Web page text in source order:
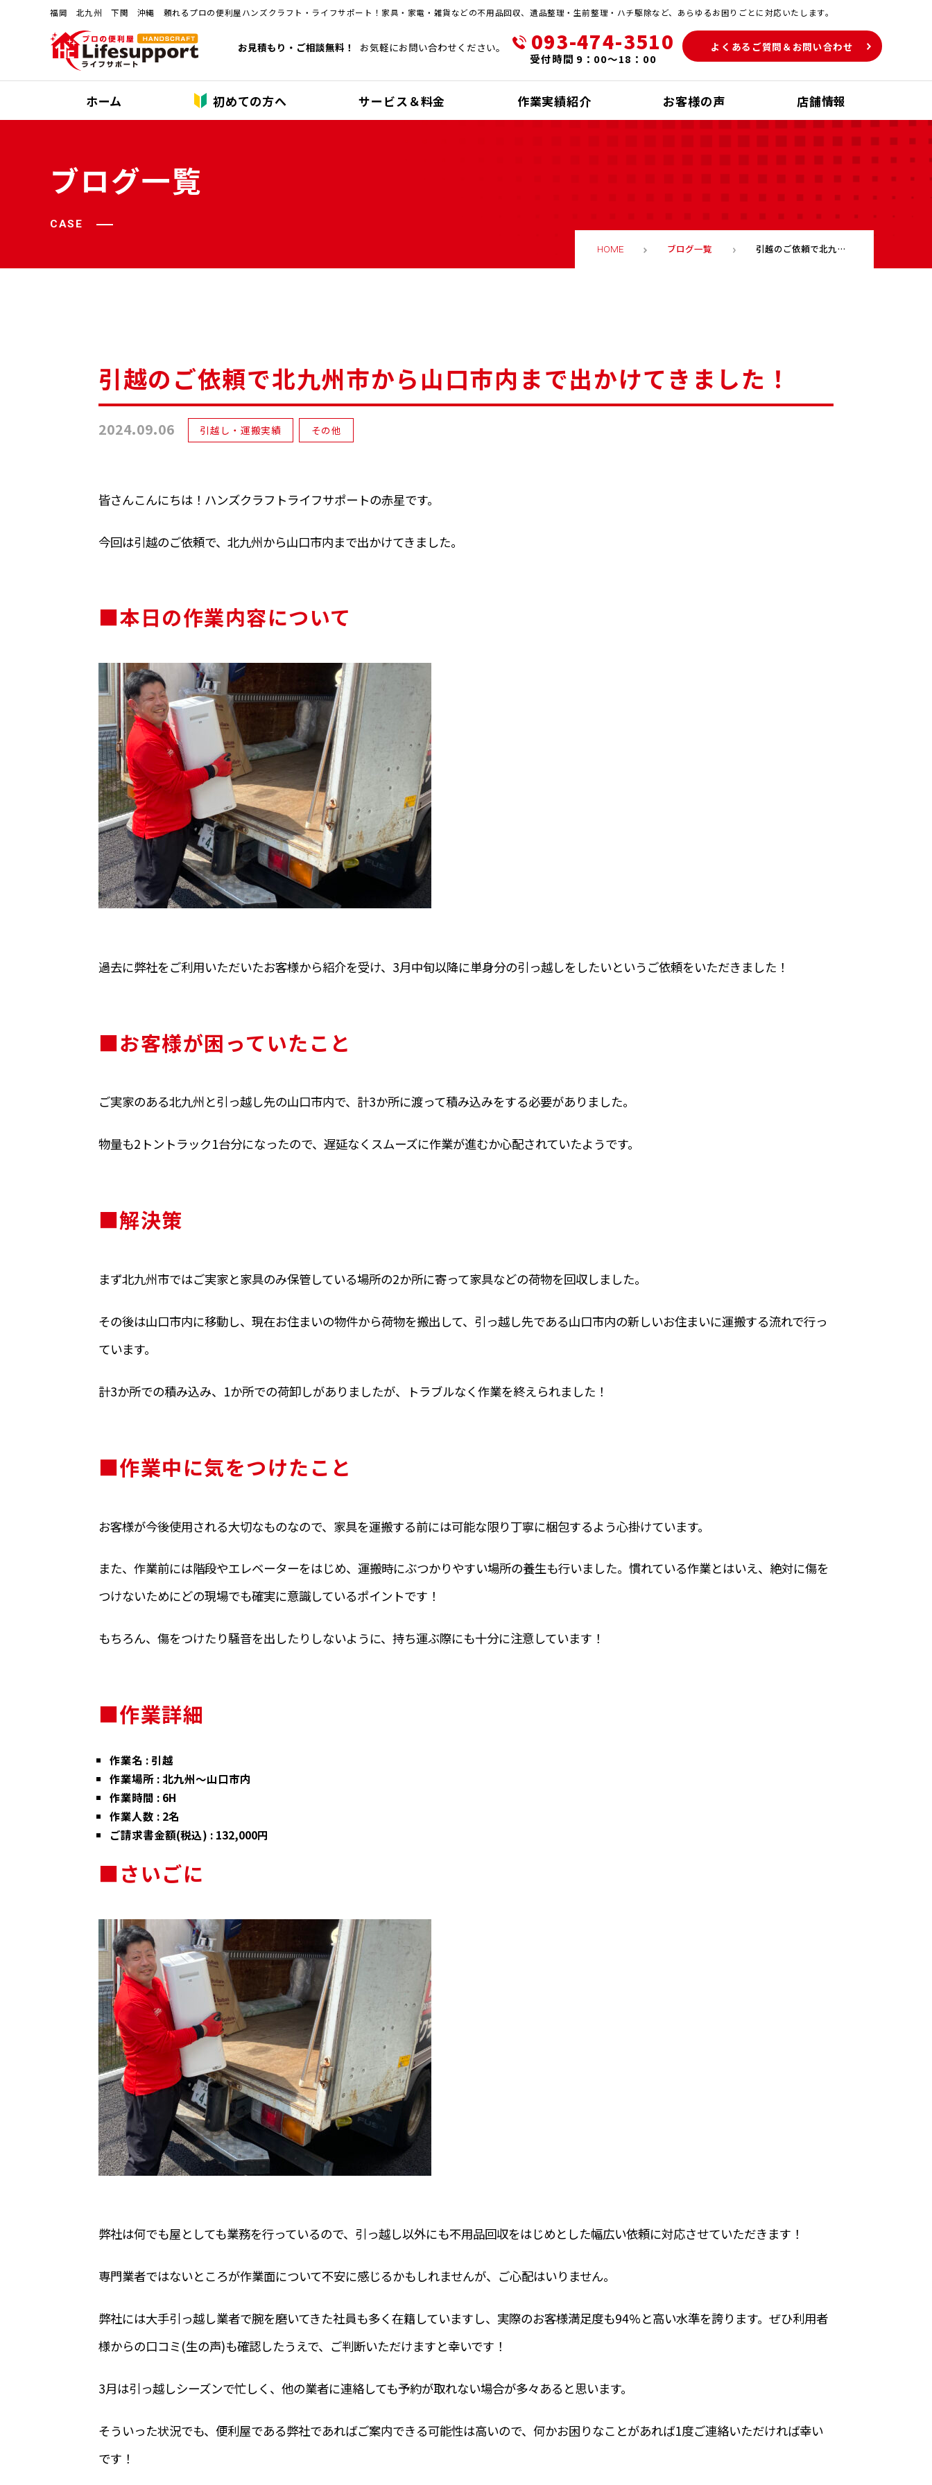
福岡 北九州 下関 沖縄 頼れるプロの便利屋ハンズクラフト・ライフサポート！家具・家電・雑貨などの不用品回収、遺品整理・生前整理・ハチ駆除など、あらゆるお困りごとに対応いたします。
お見積もり・ご相談無料！ お気軽にお問い合わせください。 093-474-3510
受付時間 9：00～18：00
よくあるご質問＆お問い合わせ
ホーム 初めての方へ サービス＆料金 作業実績紹介 お客様の声 店舗情報
ブログ一覧
CASE
HOME ブログ一覧 引越のご依頼で北九州市から山口市内まで出かけてきました！
引越のご依頼で北九州市から山口市内まで出かけてきました！
2024.09.06 引越し・運搬実績 その他
皆さんこんにちは！ハンズクラフトライフサポートの赤星です。
今回は引越のご依頼で、北九州から山口市内まで出かけてきました。
■本日の作業内容について
過去に弊社をご利用いただいたお客様から紹介を受け、3月中旬以降に単身分の引っ越しをしたいというご依頼をいただきました！
■お客様が困っていたこと
ご実家のある北九州と引っ越し先の山口市内で、計3か所に渡って積み込みをする必要がありました。
物量も2トントラック1台分になったので、遅延なくスムーズに作業が進むか心配されていたようです。
■解決策
まず北九州市ではご実家と家具のみ保管している場所の2か所に寄って家具などの荷物を回収しました。
その後は山口市内に移動し、現在お住まいの物件から荷物を搬出して、引っ越し先である山口市内の新しいお住まいに運搬する流れで行っ
ています。
計3か所での積み込み、1か所での荷卸しがありましたが、トラブルなく作業を終えられました！
■作業中に気をつけたこと
お客様が今後使用される大切なものなので、家具を運搬する前には可能な限り丁寧に梱包するよう心掛けています。
また、作業前には階段やエレベーターをはじめ、運搬時にぶつかりやすい場所の養生も行いました。慣れている作業とはいえ、絶対に傷を
つけないためにどの現場でも確実に意識しているポイントです！
もちろん、傷をつけたり騒音を出したりしないように、持ち運ぶ際にも十分に注意しています！
■作業詳細
作業名 : 引越
作業場所 : 北九州〜山口市内
作業時間 : 6H
作業人数 : 2名
ご請求書金額(税込) : 132,000円
■さいごに
弊社は何でも屋としても業務を行っているので、引っ越し以外にも不用品回収をはじめとした幅広い依頼に対応させていただきます！
専門業者ではないところが作業面について不安に感じるかもしれませんが、ご心配はいりません。
弊社には大手引っ越し業者で腕を磨いてきた社員も多く在籍していますし、実際のお客様満足度も94%と高い水準を誇ります。ぜひ利用者
様からの口コミ(生の声)も確認したうえで、ご判断いただけますと幸いです！
3月は引っ越しシーズンで忙しく、他の業者に連絡しても予約が取れない場合が多々あると思います。
そういった状況でも、便利屋である弊社であればご案内できる可能性は高いので、何かお困りなことがあれば1度ご連絡いただければ幸い
です！